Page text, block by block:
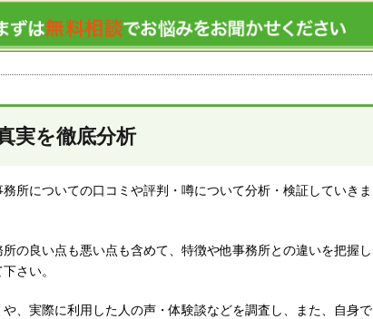
実を徹底分析
所についての口コミや評判・噂について分析・検証していきま
の良い点も悪い点も含めて、特徴や他事務所との違いを把握し
さい。
、実際に利用した人の声・体験談などを調査し、
また、自身で